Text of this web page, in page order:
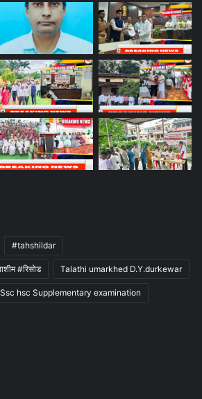
#tahshildar
#रिसोड Talathi umarkhed D.Y.durkewar
hsc Supplementary examination